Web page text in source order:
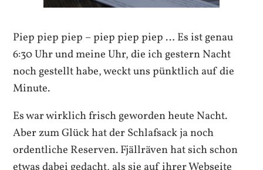
Piep piep piep – piep piep piep … Es ist genau
6:30 Uhr und meine Uhr, die ich gestern Nacht
noch gestellt habe, weckt uns pünktlich auf die
Minute.
Es war wirklich frisch geworden heute Nacht.
Aber zum Glück hat der Schlafsack ja noch
ordentliche Reserven. Fjällräven hat sich schon